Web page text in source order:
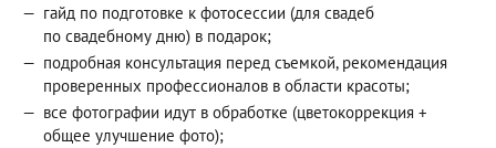
гайд по подготовке к фотосессии (для свадеб
по свадебному дню) в подарок;
подробная консультация перед съемкой, рекомендация
проверенных профессионалов в области красоты;
все фотографии идут в обработке (цветокоррекция +
общее улучшение фото);